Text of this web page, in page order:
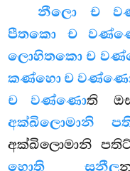
නීලො ච
පීතකො ච
ලොහිතකො ච
කණ්හො ච
ච වණ්ණොති
අක්ඛිලොමානි
අක්ඛිලොමානි
හොති සුනීල